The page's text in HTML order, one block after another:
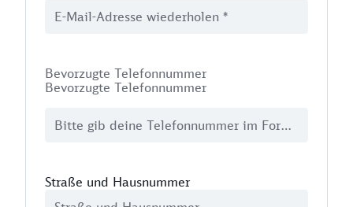
Bevorzugte Telefonnummer
Bevorzugte Telefonnummer
Straße und Hausnummer